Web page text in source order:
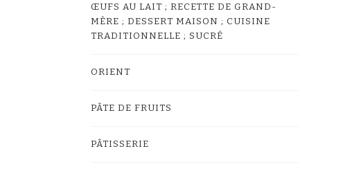
ŒUFS AU LAIT ; RECETTE DE GRAND-
MÈRE ; DESSERT MAISON ; CUISINE
TRADITIONNELLE ; SUCRÉ
ORIENT
PÂTE DE FRUITS
PÂTISSERIE